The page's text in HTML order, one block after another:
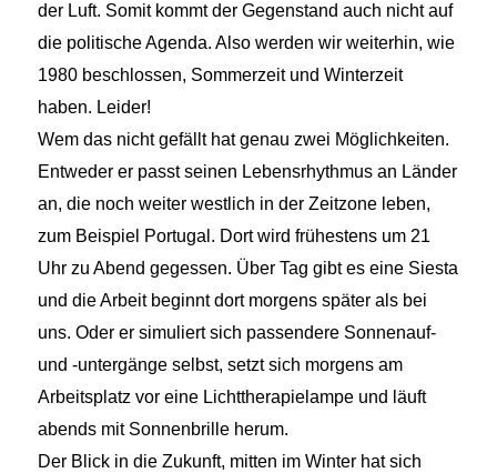
der Luft. Somit kommt der Gegenstand auch nicht auf
die politische Agenda. Also werden wir weiterhin, wie
1980 beschlossen, Sommerzeit und Winterzeit
haben. Leider!
Wem das nicht gefällt hat genau zwei Möglichkeiten.
Entweder er passt seinen Lebensrhythmus an Länder
an, die noch weiter westlich in der Zeitzone leben,
zum Beispiel Portugal. Dort wird frühestens um 21
Uhr zu Abend gegessen. Über Tag gibt es eine Siesta
und die Arbeit beginnt dort morgens später als bei
uns. Oder er simuliert sich passendere Sonnenauf-
und -untergänge selbst, setzt sich morgens am
Arbeitsplatz vor eine Lichttherapielampe und läuft
abends mit Sonnenbrille herum.
Der Blick in die Zukunft, mitten im Winter hat sich